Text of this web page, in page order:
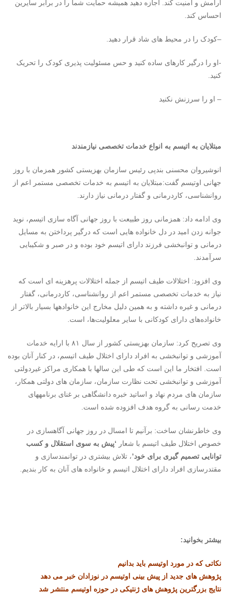
آرامش و امنیت کند. اجازه دهید همیشه حمایت شما را در برابر سایرین
احساس کند.
–کودک را در محیط های شاد قرار دهید.
-او را درگیر کارهای ساده کنید و حس مسئولیت پذیری کودک را تحریک
کنید.
– او را سرزنش نکنید
مبتلایان به اتیسم به انواع خدمات تخصصی نیازمندند
انوشیروان محسنی بندپی رئیس سازمان بهزیستی کشور همزمان با روز
جهانی اوتیسم گفت:مبتلایان به اتیسم به خدمات تخصصی مستمر اعم از
روانشناسی، کاردرمانی و گفتار درمانی نیاز دارند.
وی ادامه داد: همزمانی روز طبیعت با روز جهانی آگاه سازی اتیسم، نوید
جوانه زدن امید در دل خانواده هایی است که درگیر پرداختن به مسایل
درمانی و توانبخشی فرزند دارای اتیسم خود بوده و در صبر و شکیبایی
سرآمدند.
وی افزود: اختلالات طیف اتیسم از جمله اختلالات پرهزینه ای است که
نیاز به خدمات تخصصی مستمر اعم از روانشناسی، کاردرمانی، گفتار
درمانی و غیره داشته و به همین دلیل مخارج این خانواده‏ها بسیار بالاتر از
خانواده‌های دارای کودکانی با سایر معلولیت‌ها، است.
وی تصریح کرد: سازمان بهزیستی کشور از سال ۸۱ با ارایه خدمات
آموزشی و توانبخشی به افراد دارای اختلال طیف اتیسم، در کنار آنان بوده
است. افتخار ما این است که طی این سالها با همکاری مراکز غیردولتی
آموزشی و توانبخشی تحت نظارت سازمان، سازمان های دولتی همکار،
سازمان های مردم نهاد و اساتید خبره دانشگاهی بر غنای برنامه‏های
خدمت رسانی به گروه هدف افزوده شده است.
وی خاطرنشان ساخت: برآنیم تا امسال در روز جهانی آگاهسازی در
خصوص اختلال طیف اتیسم با شعار ‘پیش به سوی استقلال و کسب
توانایی تصمیم گیری برای خود’، تلاش بیشتری در توانمندسازی و
مقتدرسازی افراد دارای اختلال اتیسم و خانواده های آنان به کار بندیم.
بیشتر بخوانید:
نکاتی که در مورد اوتیسم باید بدانیم
پژوهش های جدید از پیش بینی اوتیسم در نوزادان خبر می دهد
نتایج بزرگترین پژوهش های ژنتیکی در حوزه اوتیسم منتشر شد